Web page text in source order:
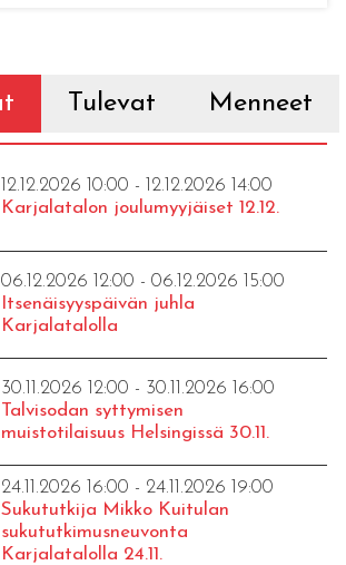
Tulevat Menneet
12.12.2026 10:00 - 12.12.2026 14:00
Karjalatalon joulumyyjäiset 12.12.
06.12.2026 12:00 - 06.12.2026 15:00
Itsenäisyyspäivän juhla
Karjalatalolla
30.11.2026 12:00 - 30.11.2026 16:00
Talvisodan syttymisen
muistotilaisuus Helsingissä 30.11.
24.11.2026 16:00 - 24.11.2026 19:00
Sukututkija Mikko Kuitulan
sukututkimusneuvonta
Karjalatalolla 24.11.